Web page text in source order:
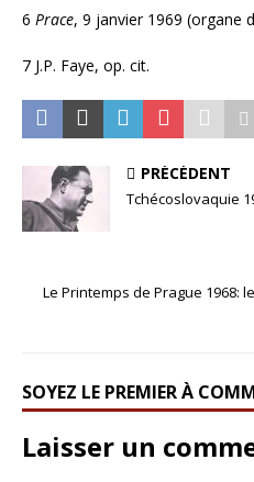
6 Prace, 9 janvier 1969 (organe
7 J.P. Faye, op. cit.
PRÉCÉDENT
Tchécoslovaquie
Le Printemps de Prague 1968:
SOYEZ LE PREMIER À
Laisser un